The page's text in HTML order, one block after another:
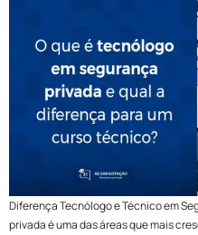
Diferença Tecnólogo e Técnico em
privada é uma das áreas que mais